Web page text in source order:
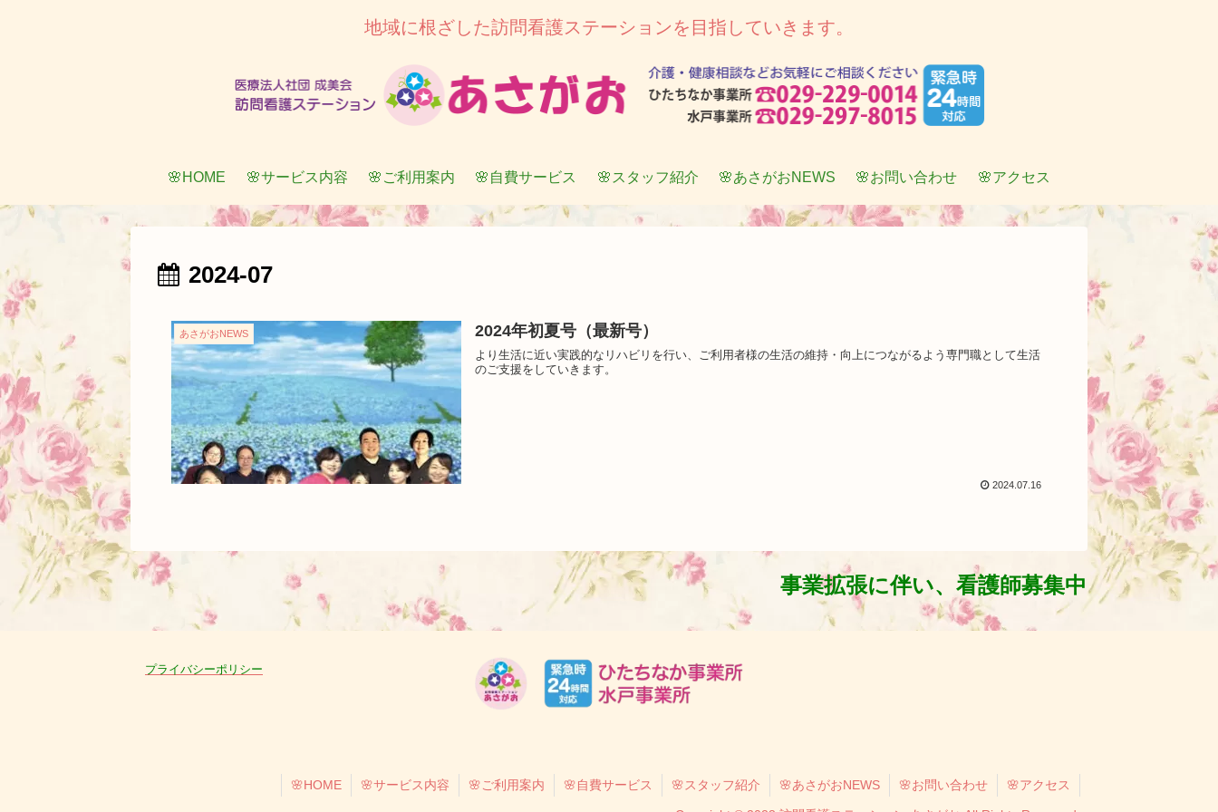
地域に根ざした訪問看護ステーションを目指していきます。
🌸HOME 🌸サービス内容 🌸ご利用案内 🌸自費サービス 🌸スタッフ紹介 🌸あさがおNEWS 🌸お問い合わせ 🌸アクセス
2024-07
あさがおNEWS 2024年初夏号（最新号）
より生活に近い実践的なリハビリを行い、ご利用者様の生活の維持・向上につながるよう専門職として生活
のご支援をしていきます。
2024.07.16
事業拡張に伴い、看護師募集中です！ お気
プライバシーポリシー
🌸HOME 🌸サービス内容 🌸ご利用案内 🌸自費サービス 🌸スタッフ紹介 🌸あさがおNEWS 🌸お問い合わせ 🌸アクセス